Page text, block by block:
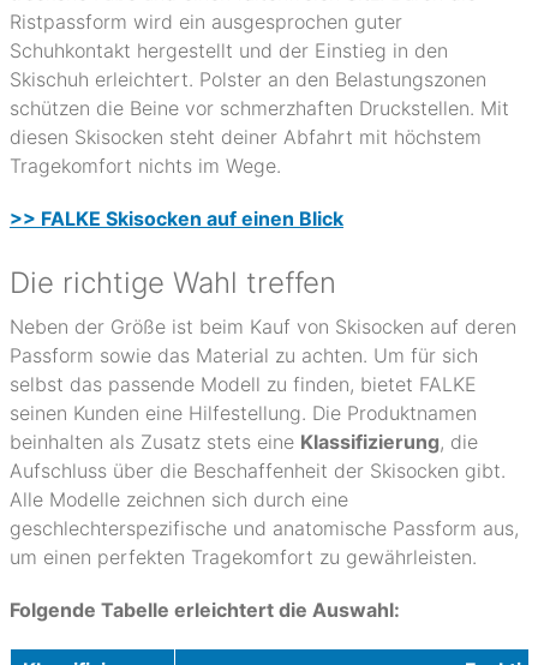
Ristpassform wird ein ausgesprochen guter
Schuhkontakt hergestellt und der Einstieg in den
Skischuh erleichtert. Polster an den Belastungszonen
schützen die Beine vor schmerzhaften Druckstellen. Mit
diesen Skisocken steht deiner Abfahrt mit höchstem
Tragekomfort nichts im Wege.
>> FALKE Skisocken auf einen Blick
Die richtige Wahl treffen
Neben der Größe ist beim Kauf von Skisocken auf deren
Passform sowie das Material zu achten. Um für sich
selbst das passende Modell zu finden, bietet FALKE
seinen Kunden eine Hilfestellung. Die Produktnamen
beinhalten als Zusatz stets eine Klassifizierung, die
Aufschluss über die Beschaffenheit der Skisocken gibt.
Alle Modelle zeichnen sich durch eine
geschlechterspezifische und anatomische Passform aus,
um einen perfekten Tragekomfort zu gewährleisten.
Folgende Tabelle erleichtert die Auswahl: